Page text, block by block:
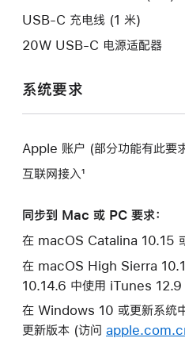
USB-C 充电线 (1 米)
20W USB-C 电源适配器
系统要求
Apple 账户 (部分功能有此要
互联网接入¹
同步到 Mac 或 PC 要求：
在 macOS Catalina 10.15
在 macOS High Sierra
10.14.6 中使用 iTunes 12.9
在 Windows 10 或更新系统
更新版本 (访问